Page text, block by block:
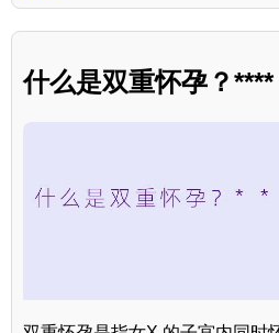
什么是双重怀孕？****